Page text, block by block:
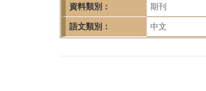
資料類別： 期刊
語文類別： 中文